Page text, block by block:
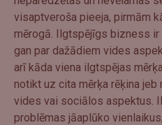
visaptveroša pieeja, pirmām
mērogā. Ilgtspējīgs bizness
gan par dažādiem vides
arī kāda viena ilgtspējas
notikt uz cita mērķa rēķina
vides vai sociālos aspektus.
problēmas jāaplūko